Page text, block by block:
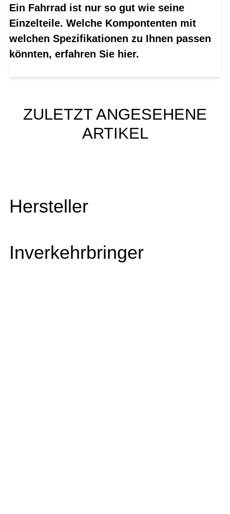
Ein Fahrrad ist nur so gut wie seine
Einzelteile. Welche Kompontenten mit
welchen Spezifikationen zu Ihnen passen
könnten, erfahren Sie hier.
ZULETZT ANGESEHENE
ARTIKEL
Hersteller
Inverkehrbringer